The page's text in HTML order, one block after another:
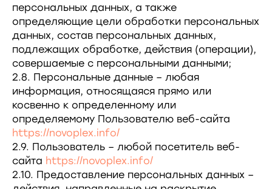
персональных данных, а также
определяющие цели обработки персональных
данных, состав персональных данных,
подлежащих обработке, действия (операции),
совершаемые с персональными данными;
2.8. Персональные данные – любая
информация, относящаяся прямо или
косвенно к определенному или
определяемому Пользователю веб-сайта
https://novoplex.info/
2.9. Пользователь – любой посетитель веб-
сайта https://novoplex.info/
2.10. Предоставление персональных данных –